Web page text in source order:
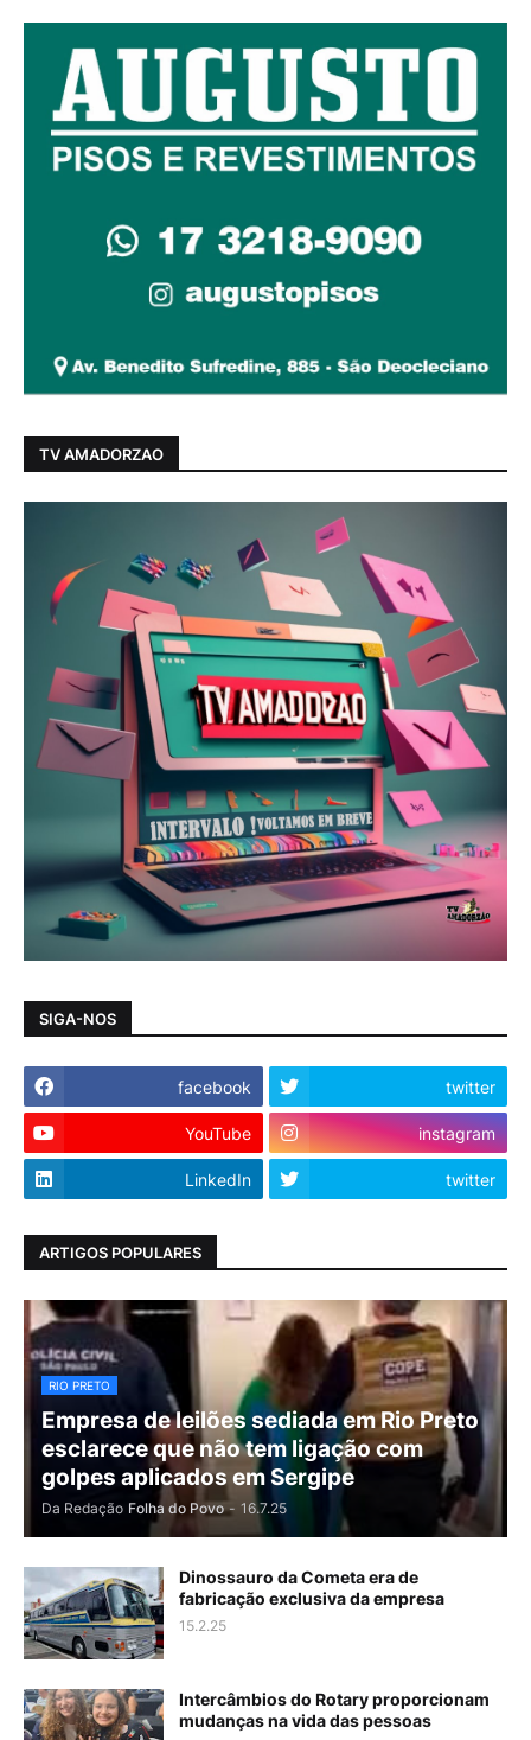
TV AMADORZAO
SIGA-NOS
facebook twitter
YouTube instagram
LinkedIn twitter
ARTIGOS POPULARES
RIO PRETO
Empresa de leilões sediada em Rio Preto
esclarece que não tem ligação com
golpes aplicados em Sergipe
Da Redação Folha do Povo - 16.7.25
Dinossauro da Cometa era de
fabricação exclusiva da empresa
15.2.25
Intercâmbios do Rotary proporcionam
mudanças na vida das pessoas